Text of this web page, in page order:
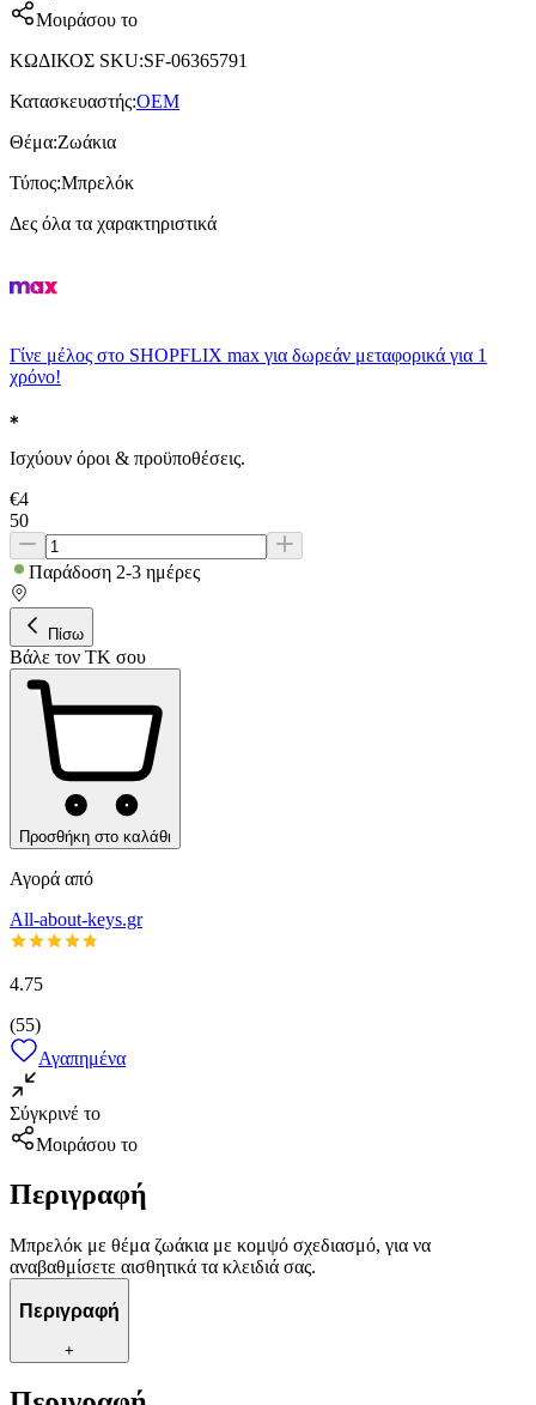
Μοιράσου το
ΚΩΔΙΚΟΣ SKU:SF-06365791
Κατασκευαστής:OEM
Θέμα:Ζωάκια
Τύπος:Μπρελόκ
Δες όλα τα χαρακτηριστικά
Γίνε μέλος στο SHOPFLIX max για δωρεάν μεταφορικά για 1
χρόνο!
Ισχύουν όροι & προϋποθέσεις.
€4
50
Παράδοση 2-3 ημέρες
Πίσω
Βάλε τον ΤΚ σου
Προσθήκη στο καλάθι
Αγορά από
All-about-keys.gr
4.75
(55)
Αγαπημένα
Σύγκρινέ το
Μοιράσου το
Περιγραφή
Μπρελόκ με θέμα ζωάκια με κομψό σχεδιασμό, για να
αναβαθμίσετε αισθητικά τα κλειδιά σας.
Περιγραφή
+